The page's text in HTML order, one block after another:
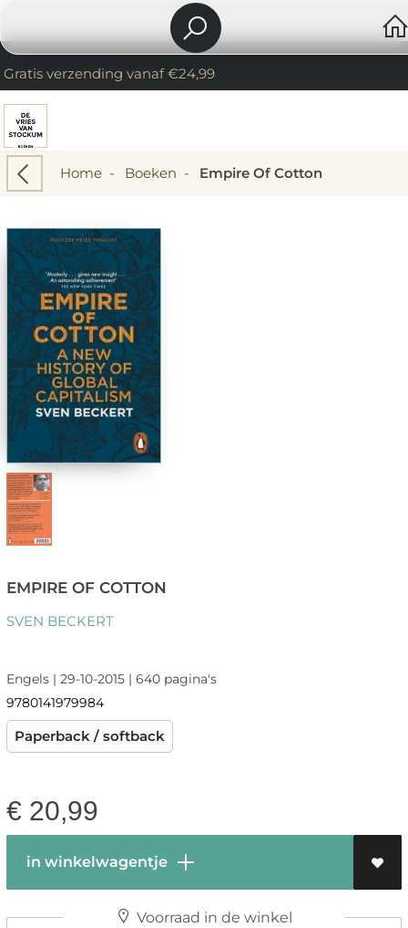
Gratis verzending vanaf €24,99
Home- Boeken - Empire Of Cotton
EMPIRE OF COTTON
SVEN BECKERT
Engels | 29-10-2015 | 640 pagina's
9780141979984
Paperback / softback
€ 20,99
in winkelwagentje
Voorraad in de winkel